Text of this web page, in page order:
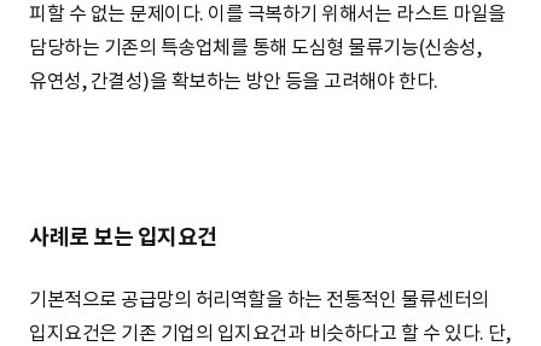
피할 수 없는 문제이다. 이를 극복하기 위해서는 라스트 마일을
담당하는 기존의 특송업체를 통해 도심형 물류기능(신송성,
유연성, 간결성)을 확보하는 방안 등을 고려해야 한다.
사례로 보는 입지요건
기본적으로 공급망의 허리역할을 하는 전통적인 물류센터의
입지요건은 기존 기업의 입지요건과 비슷하다고 할 수 있다. 단,